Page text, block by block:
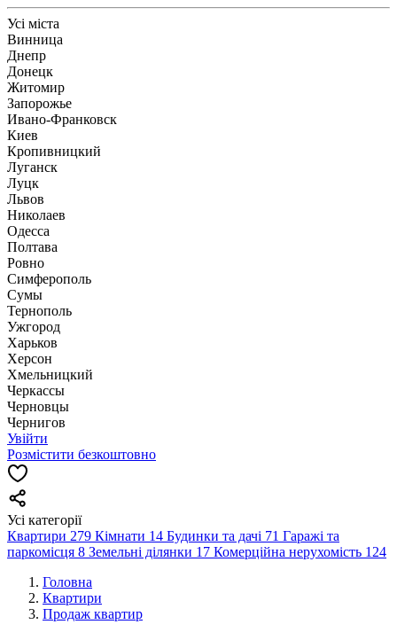
Усі міста
Винница
Днепр
Донецк
Житомир
Запорожье
Ивано-Франковск
Киев
Кропивницкий
Луганск
Луцк
Львов
Николаев
Одесса
Полтава
Ровно
Симферополь
Сумы
Тернополь
Ужгород
Харьков
Херсон
Хмельницкий
Черкассы
Чернoвцы
Чернигов
Увійти
Розмістити безкоштовно
Усі категорії
Квартири 279 Кімнати 14 Будинки та дачі 71 Гаражі та
паркомісця 8 Земельні ділянки 17 Комерційна нерухомість 124
Головна
Квартири
Продаж квартир